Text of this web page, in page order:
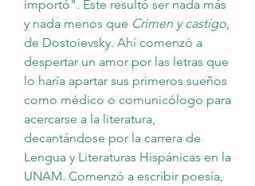
importó". Este resultó ser nada más
y nada menos que Crimen y castigo,
de Dostoievsky. Ahí comenzó a
despertar un amor por las letras que
lo haría apartar sus primeros sueños
como médico o comunicólogo para
acercarse a la literatura,
decantándose por la carrera de
Lengua y Literaturas Hispánicas en la
UNAM. Comenzó a escribir poesía,